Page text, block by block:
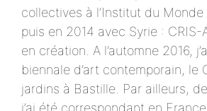
collectives à l’Institut du
puis en 2014 avec Syrie :
en création. A l’automne 2016,
biennale d’art contemporain, le
jardins à Bastille. Par ailleurs,
j’ai été correspondant en